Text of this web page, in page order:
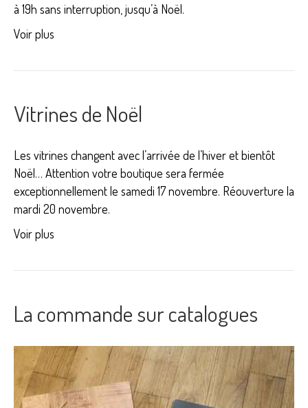
à 19h sans interruption, jusqu’à Noël.
Voir plus
Vitrines de Noël
Les vitrines changent avec l’arrivée de l’hiver et bientôt
Noël… Attention votre boutique sera fermée
exceptionnellement le samedi 17 novembre. Réouverture la
mardi 20 novembre.
Voir plus
La commande sur catalogues